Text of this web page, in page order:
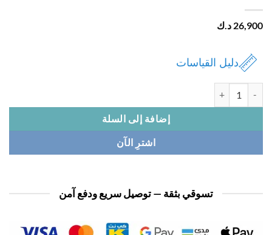
د.ك
دليل القياسات
إضافة إلى السلة
اشترِ الآن
تسوقي بثقة — توصيل سريع ودفع آمن